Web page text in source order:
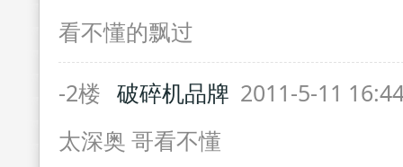
看不懂的飘过
-2楼 破碎机品牌 2011-5-11
太深奥 哥看不懂